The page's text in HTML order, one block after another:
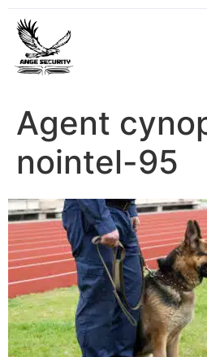
Agent
nointel-95